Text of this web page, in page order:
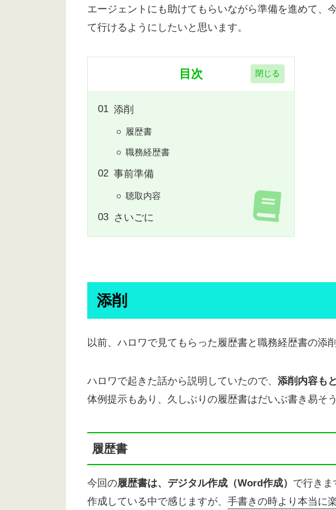
エージェントにも助けてもらいながら準備を進めて、
て行けるようにしたいと思います。
目次
添削
履歴書
職務経歴書
事前準備
聴取内容
さいごに
添削
以前、ハロワで見てもらった履歴書と職務経歴書の添
ハロワで起きた話から説明していたので、 添削内容も
体例提示もあり、久しぶりの履歴書はだいぶ書き易そう
履歴書
今回の履歴書は、デジタル作成（Word作成） で行きま
作成している中で感じますが、 手書きの時より本当に